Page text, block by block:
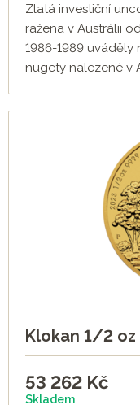
Zlatá investiční
ražena v Austrálii
1986-1989 uváděly
nugety nalezené v
Klokan 1/2
53 262 Kč
Skladem